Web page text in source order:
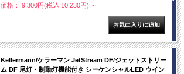
価格： 9,300円(税込 10,230円) ～
Kellermann/ケラーマン JetStream DF/ジェットストリー
ム DF 尾灯・制動灯機能付き シーケンシャルLED ウイン